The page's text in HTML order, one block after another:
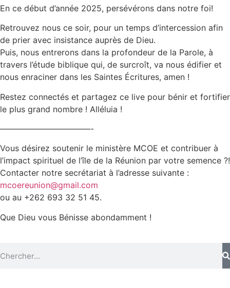
En ce début d’année 2025, persévérons dans notre foi!
Retrouvez nous ce soir, pour un temps d’intercession afin
de prier avec insistance auprès de Dieu.
Puis, nous entrerons dans la profondeur de la Parole, à
travers l’étude biblique qui, de surcroît, va nous édifier et
nous enraciner dans les Saintes Écritures, amen !
Restez connectés et partagez ce live pour bénir et fortifier
le plus grand nombre ! Alléluia !
———————————-
Vous désirez soutenir le ministère MCOE et contribuer à
l’impact spirituel de l’île de la Réunion par votre semence ?!
Contacter notre secrétariat à l’adresse suivante :
mcoereunion@gmail.com
ou au +262 693 32 51 45.
Que Dieu vous Bénisse abondamment !